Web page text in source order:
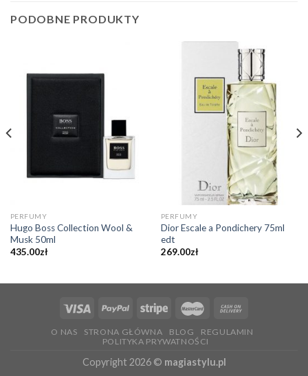
PODOBNE PRODUKTY
PERFUMY
Hugo Boss Collection Wool &
Musk 50ml
435.00zł
PERFUMY
Dior Escale a Pondichery 75ml
edt
269.00zł
O NAS STRONA GŁÓWNA BLOG
REGULAMIN
POLITYKA PRYWATNOŚCI
Copyright 2026 © magiastylu.pl